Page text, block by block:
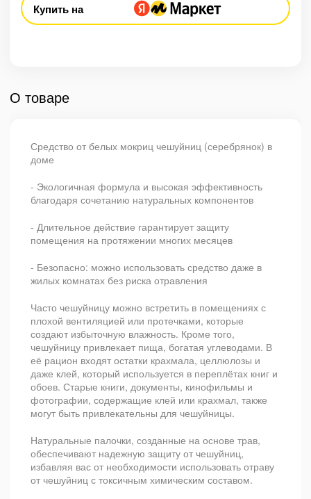
Купить на
О товаре
Средство от белых мокриц чешуйниц (серебрянок) в
доме
- Экологичная формула и высокая эффективность
благодаря сочетанию натуральных компонентов
- Длительное действие гарантирует защиту
помещения на протяжении многих месяцев
- Безопасно: можно использовать средство даже в
жилых комнатах без риска отравления
Часто чешуйницу можно встретить в помещениях с
плохой вентиляцией или протечками, которые
создают избыточную влажность. Кроме того,
чешуйницу привлекает пища, богатая углеводами. В
её рацион входят остатки крахмала, целлюлозы и
даже клей, который используется в переплётах книг и
обоев. Старые книги, документы, кинофильмы и
фотографии, содержащие клей или крахмал, также
могут быть привлекательны для чешуйницы.
Натуральные палочки, созданные на основе трав,
обеспечивают надежную защиту от чешуйниц,
избавляя вас от необходимости использовать отраву
от чешуйниц с токсичным химическим составом.